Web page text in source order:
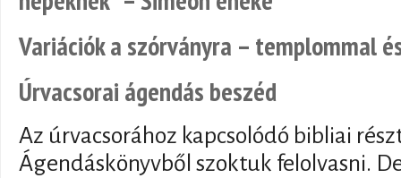
Variációk a szórványra – templommal
Úrvacsorai ágendás beszéd
Az úrvacsorához kapcsolódó bibliai
Ágendáskönyvből szoktuk felolvasni.